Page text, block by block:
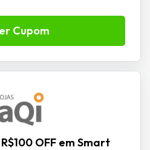
Cupom
OFF em Smart